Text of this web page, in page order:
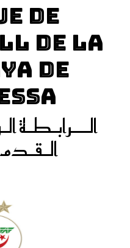
DE
DE LA
DE
الـــرابـطـة